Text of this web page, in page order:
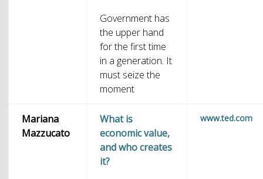
Government has
the upper hand
for the first time
in a generation. It
must seize the
moment
Mariana
Mazzucato
What is
economic value,
and who creates
it?
www.ted.com